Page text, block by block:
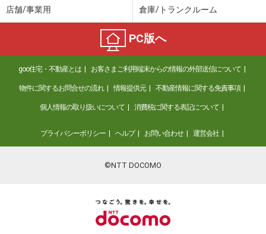
店舗/事業用 倉庫/トランクルーム
PC版へ
goo住宅・不動産とは お客さまご利用端末からの情報の外部送信について
物件に関するお問合せの流れ 情報提供元 不動産情報に関する免責事項
個人情報の取り扱いについて 消費税に関する表記について
プライバシーポリシー ヘルプ お問い合わせ 運営会社
©NTT DOCOMO